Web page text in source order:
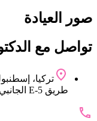
صور العيادة
تواصل مع
طريق E-5 الجانبي، عيادة فينست.